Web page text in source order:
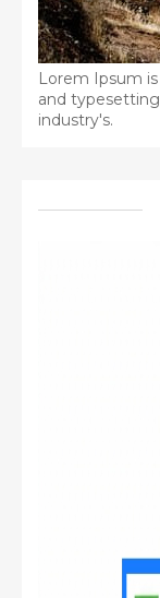
Lorem Ipsum
and
industry's.